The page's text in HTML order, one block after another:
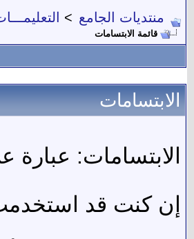
منتديات الجامع >
قائمة الابتسامات
الابتسامات
الابتسامات:
إن كنت قد استخدمت